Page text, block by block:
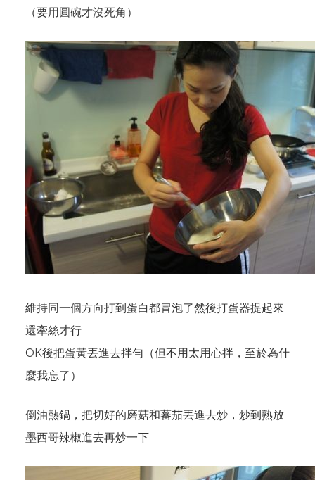
（要用圓碗才沒死角）
維持同一個方向打到蛋白都冒泡了然後打蛋器提起來
還牽絲才行
OK後把蛋黃丟進去拌勻（但不用太用心拌，至於為什
麼我忘了）
倒油熱鍋，把切好的磨菇和蕃茄丟進去炒，炒到熟放
墨西哥辣椒進去再炒一下